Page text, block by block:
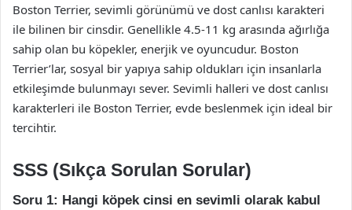
Boston Terrier, sevimli görünümü ve dost canlısı karakteri
ile bilinen bir cinsdir. Genellikle 4.5-11 kg arasında ağırlığa
sahip olan bu köpekler, enerjik ve oyuncudur. Boston
Terrier’lar, sosyal bir yapıya sahip oldukları için insanlarla
etkileşimde bulunmayı sever. Sevimli halleri ve dost canlısı
karakterleri ile Boston Terrier, evde beslenmek için ideal bir
tercihtir.
SSS (Sıkça Sorulan Sorular)
Soru 1: Hangi köpek cinsi en sevimli olarak kabul